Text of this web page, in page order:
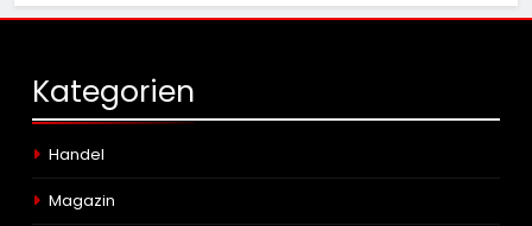
Kategorien
Handel
Magazin